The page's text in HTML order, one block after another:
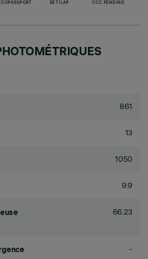
RETILAP CCC PENDING
861
13
1050
9.9
66.23
-